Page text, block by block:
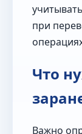
при
Что
Важно